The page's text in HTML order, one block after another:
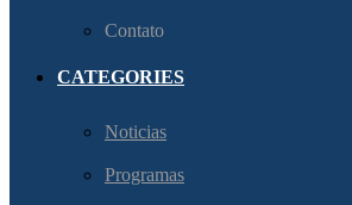
Contato
CATEGORIES
Noticias
Programas